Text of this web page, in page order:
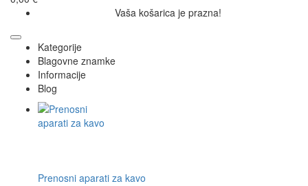
Vaša košarica je prazna!
Kategorije
Blagovne znamke
Informacije
Blog
Prenosni aparati za kavo